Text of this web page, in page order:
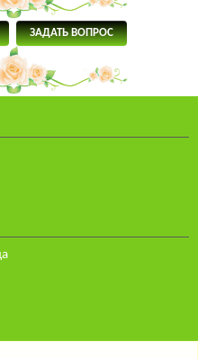
ЗАДАТЬ ВОПРОС